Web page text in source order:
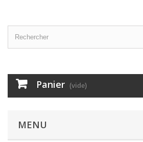
Panier (vide)
MENU